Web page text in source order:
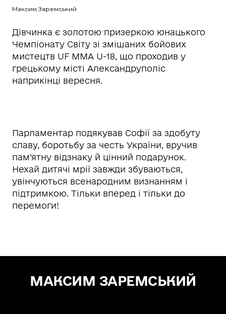
Максим Заремський
Дівчинка є золотою призеркою юнацького
Чемпіонату Світу зі змішаних бойових
мистецтв UF MMA U-18, що проходив у
грецькому місті Александруполіс
наприкінці вересня.
Парламентар подякував Софії за здобуту
славу, боротьбу за честь України, вручив
пам’ятну відзнаку й цінний подарунок.
Нехай дитячі мрії завжди збуваються,
увінчуються всенародним визнанням і
підтримкою. Тільки вперед і тільки до
перемоги!
МАКСИМ ЗАРЕМСЬКИЙ